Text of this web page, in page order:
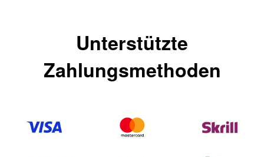
Unterstützte
Zahlungsmethoden